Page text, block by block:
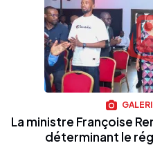
La ministre Françoise
déterminant le